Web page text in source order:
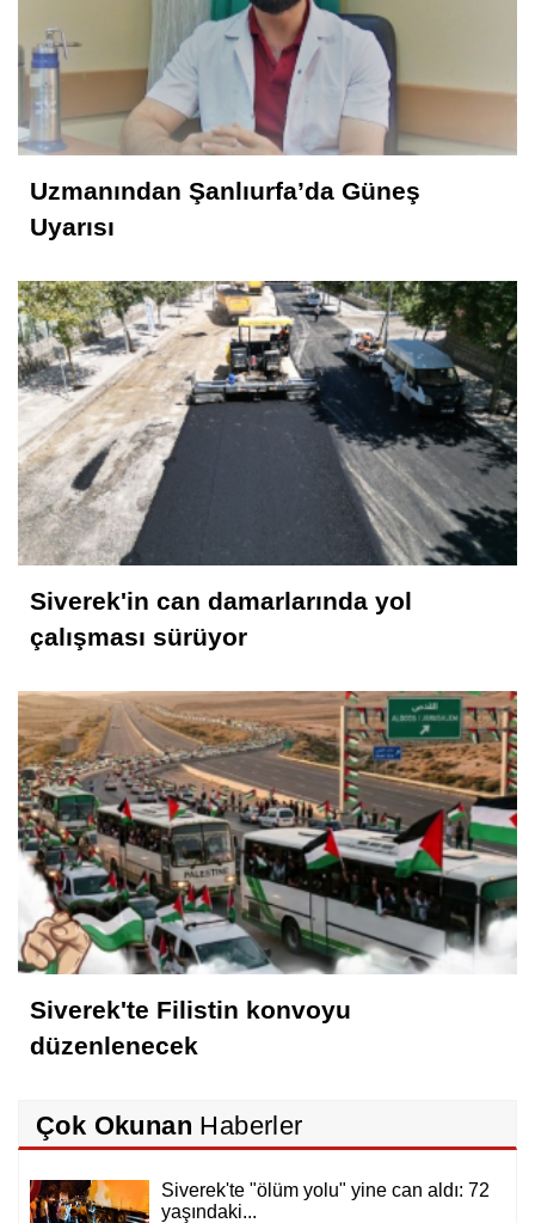
Uzmanından Şanlıurfa’da Güneş
Uyarısı
Siverek'in can damarlarında yol
çalışması sürüyor
Siverek'te Filistin konvoyu
düzenlenecek
Çok Okunan Haberler
Siverek'te "ölüm yolu" yine can aldı: 72
yaşındaki...